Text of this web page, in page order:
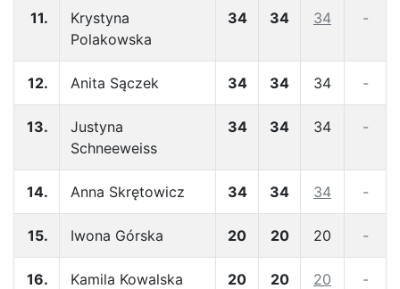
11.
Krystyna
Polakowska
34 34 34 -
12. Anita Sączek 34 34 34 -
13.
Justyna
Schneeweiss
34 34 34 -
14. Anna Skrętowicz 34 34 34 -
15. Iwona Górska 20 20 20 -
16. Kamila Kowalska 20 20 20 -